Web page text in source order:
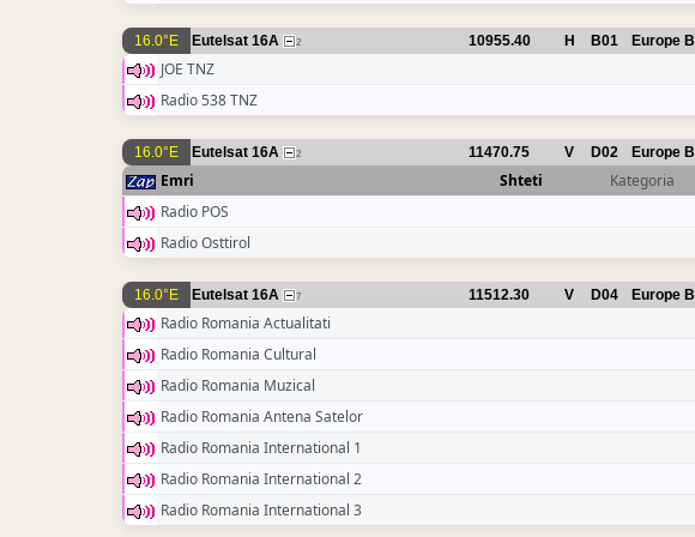
16.0°E Eutelsat 16A 2 10955.40 H B01 Europe B
JOE TNZ
Radio 538 TNZ
16.0°E Eutelsat 16A 2 11470.75 V D02 Europe B
Emri Shteti Kategoria
Radio POS
Radio Osttirol
16.0°E Eutelsat 16A 7 11512.30 V D04 Europe B
Radio Romania Actualitati
Radio Romania Cultural
Radio Romania Muzical
Radio Romania Antena Satelor
Radio Romania International 1
Radio Romania International 2
Radio Romania International 3